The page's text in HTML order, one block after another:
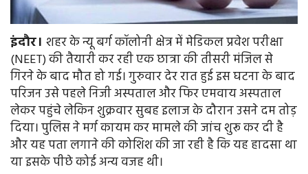
इंदौर। शहर के न्यू बर्ग कॉलोनी क्षेत्र में मेडिकल प्रवेश परीक्षा
(NEET) की तैयारी कर रही एक छात्रा की तीसरी मंजिल से
गिरने के बाद मौत हो गई। गुरुवार देर रात हुई इस घटना के बाद
परिजन उसे पहले निजी अस्पताल और फिर एमवाय अस्पताल
लेकर पहुंचे लेकिन शुक्रवार सुबह इलाज के दौरान उसने दम तोड़
दिया। पुलिस ने मर्ग कायम कर मामले की जांच शुरू कर दी है
और यह पता लगाने की कोशिश की जा रही है कि यह हादसा था
या इसके पीछे कोई अन्य वजह थी।